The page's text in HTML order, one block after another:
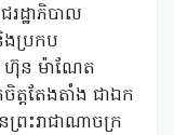
ដ្ឋាភិបាល
ងប្រកប
ហ៊ុន ម៉ាណែត
ចិត្តតែងតាំង ជាឯក
រះរាជាណាចក្រ